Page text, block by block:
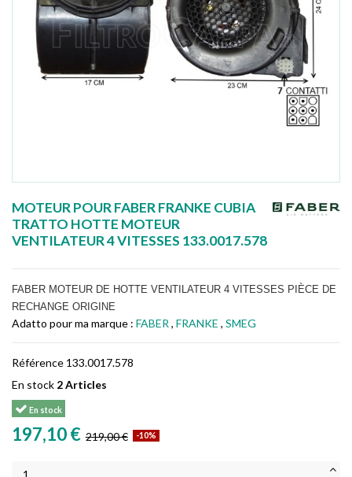
MOTEUR POUR FABER FRANKE CUBIA
TRATTO HOTTE MOTEUR
VENTILATEUR 4 VITESSES 133.0017.578
FABER MOTEUR DE HOTTE VENTILATEUR 4 VITESSES PIÈCE DE
RECHANGE ORIGINE
Adatto pour ma marque : FABER , FRANKE , SMEG
Référence 133.0017.578
En stock 2 Articles
En stock
197,10 € 219,00 € -10%